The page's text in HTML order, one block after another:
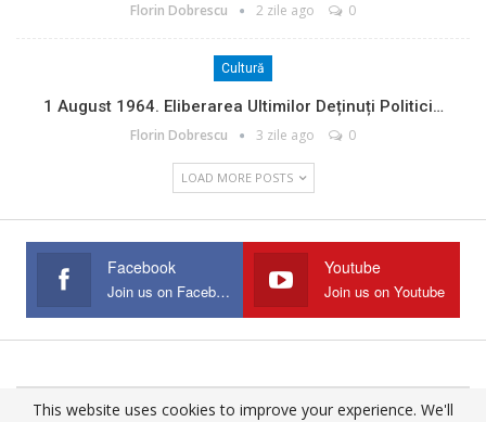
Florin Dobrescu 2 zile ago 0
Cultură
1 August 1964. Eliberarea Ultimilor Deținuți Politici…
Florin Dobrescu 3 zile ago 0
LOAD MORE POSTS
Facebook
Join us on Facebook
Youtube
Join us on Youtube
This website uses cookies to improve your experience. We'll